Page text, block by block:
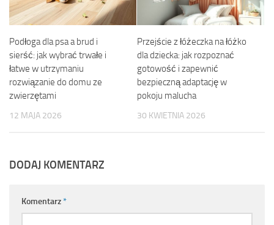
Podłoga dla psa a brud i
sierść: jak wybrać trwałe i
łatwe w utrzymaniu
rozwiązanie do domu ze
zwierzętami
12 MAJA 2026
Przejście z łóżeczka na łóżko
dla dziecka: jak rozpoznać
gotowość i zapewnić
bezpieczną adaptację w
pokoju malucha
30 KWIETNIA 2026
DODAJ KOMENTARZ
Komentarz*